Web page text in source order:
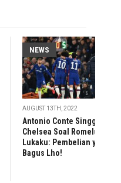
NEWS
AUGUST 13TH, 2022
Antonio Conte Singgung
Chelsea Soal Romelu
Lukaku: Pembelian yang
Bagus Lho!